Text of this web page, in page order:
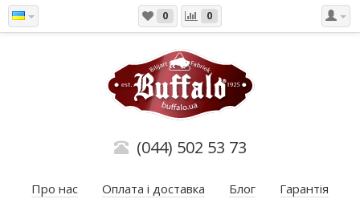
0 0
(044) 502 53 73
Про нас Оплата і доставка Блог
Гарантія